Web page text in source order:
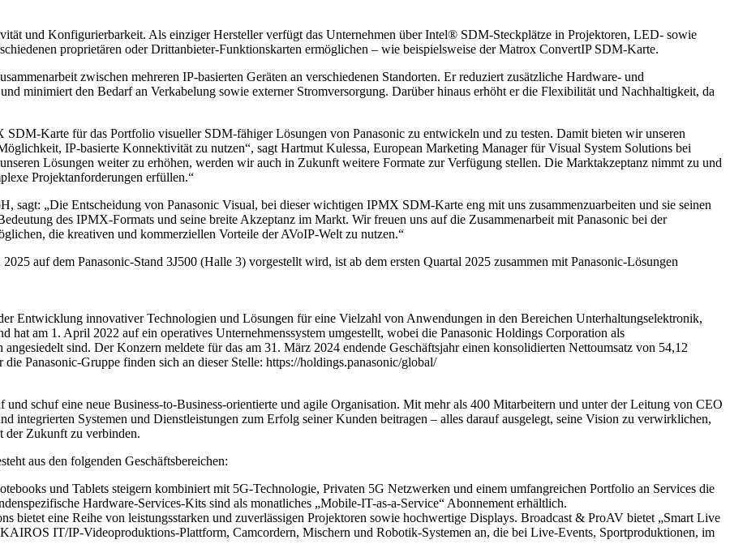
und Konfigurierbarkeit. Als einziger Hersteller verfügt das Unternehmen über Intel® SDM-Steckplätze in Projektoren, LED- sowie
proprietären oder Drittanbieter-Funktionskarten ermöglichen – wie beispielsweise der Matrox ConvertIP SDM-Karte.
zwischen mehreren IP-basierten Geräten an verschiedenen Standorten. Er reduziert zusätzliche Hardware- und
minimiert den Bedarf an Verkabelung sowie externer Stromversorgung. Darüber hinaus erhöht er die Flexibilität und Nachhaltigkeit, da
Karte für das Portfolio visueller SDM-fähiger Lösungen von Panasonic zu entwickeln und zu testen. Damit bieten wir unseren
IP-basierte Konnektivität zu nutzen“, sagt Hartmut Kulessa, European Marketing Manager für Visual System Solutions bei
Lösungen weiter zu erhöhen, werden wir auch in Zukunft weitere Formate zur Verfügung stellen. Die Marktakzeptanz nimmt zu und
Projektanforderungen erfüllen.“
„Die Entscheidung von Panasonic Visual, bei dieser wichtigen IPMX SDM-Karte eng mit uns zusammenzuarbeiten und sie seinen
des IPMX-Formats und seine breite Akzeptanz im Markt. Wir freuen uns auf die Zusammenarbeit mit Panasonic bei der
die kreativen und kommerziellen Vorteile der AVoIP-Welt zu nutzen.“
auf dem Panasonic-Stand 3J500 (Halle 3) vorgestellt wird, ist ab dem ersten Quartal 2025 zusammen mit Panasonic-Lösungen
Entwicklung innovativer Technologien und Lösungen für eine Vielzahl von Anwendungen in den Bereichen Unterhaltungselektronik,
am 1. April 2022 auf ein operatives Unternehmenssystem umgestellt, wobei die Panasonic Holdings Corporation als
sind. Der Konzern meldete für das am 31. März 2024 endende Geschäftsjahr einen konsolidierten Nettoumsatz von 54,12
Panasonic-Gruppe finden sich an dieser Stelle: https://holdings.panasonic/global/
schuf eine neue Business-to-Business-orientierte und agile Organisation. Mit mehr als 400 Mitarbeitern und unter der Leitung von CEO
integrierten Systemen und Dienstleistungen zum Erfolg seiner Kunden beitragen – alles darauf ausgelegt, seine Vision zu verwirklichen,
der Zukunft zu verbinden.
aus den folgenden Geschäftsbereichen:
und Tablets steigern kombiniert mit 5G-Technologie, Privaten 5G Netzwerken und einem umfangreichen Portfolio an Services die
Hardware-Services-Kits sind als monatliches „Mobile-IT-as-a-Service“ Abonnement erhältlich.
bietet eine Reihe von leistungsstarken und zuverlässigen Projektoren sowie hochwertige Displays. Broadcast & ProAV bietet „Smart Live
IT/IP-Videoproduktions-Plattform, Camcordern, Mischern und Robotik-Systemen an, die bei Live-Events, Sportproduktionen, im